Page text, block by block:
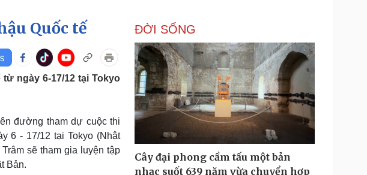
Giá cà phê
máy
Doanh nghiệp
Thông tin doanh nghiệp
Doanh nghiệp 24h
Doanh nhân
Vì cộng đồng
Công nghệ
Sành điệu
Tin Công nghệ
Trải nghiệm
Chuyển đổi số
Podcast
Quốc tế
ngày 6-17/12 tại Tokyo
đường tham dự cuộc thi
6 - 17/12 tại Tokyo (Nhật
sẽ tham gia luyện tập
Bản.
ĐỜI SỐNG
Cây đại phong cầm tấu một bản
nhạc suốt 639 năm vừa chuyển hợp